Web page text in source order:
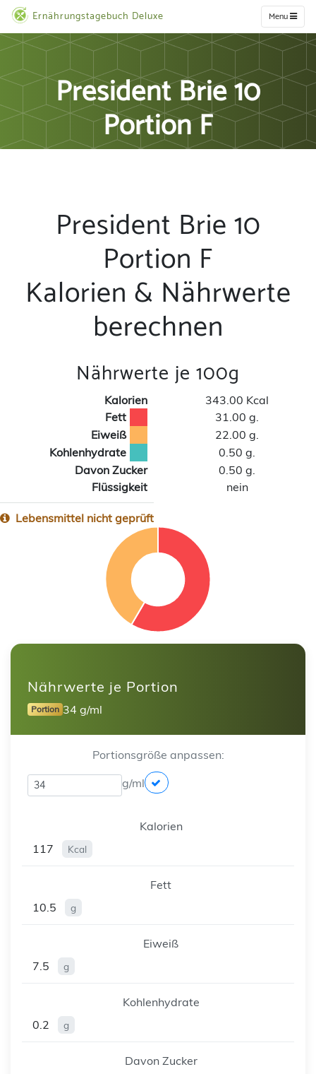
Ernährungstagebuch Deluxe Menu
President Brie 10
Portion F
President Brie 10
Portion F
Kalorien & Nährwerte
berechnen
Nährwerte je 100g
Kalorien
343.00 Kcal
Fett
31.00 g.
Eiweiß
22.00 g.
Kohlenhydrate
0.50 g.
Davon Zucker
0.50 g.
Flüssigkeit
nein
Lebensmittel nicht geprüft
Nährwerte je Portion
Portion 34 g/ml
Portionsgröße anpassen:
g/ml
Kalorien
117
Kcal
Fett
10.5
g
Eiweiß
7.5
g
Kohlenhydrate
0.2
g
Davon Zucker